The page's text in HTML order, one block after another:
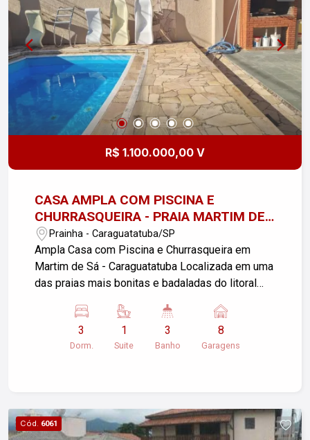
R$ 1.100.000,00 V
CASA AMPLA COM PISCINA E
CHURRASQUEIRA - PRAIA MARTIM DE
SÁPrainha - Caraguatatuba/SP
Ampla Casa com Piscina e Churrasqueira em
Martim de Sá - Caraguatatuba Localizada em uma
das praias mais bonitas e badaladas do litoral
casa oferece conforto e praticidade para toda a
espaço de sobra para receber seus convidados e
proporcionando ambientes amplos e
aconchegantes para relaxar após um dia de praia.
3
Dorm.
1
Suite
3
Banho
8
Garagens
Cód. 6061